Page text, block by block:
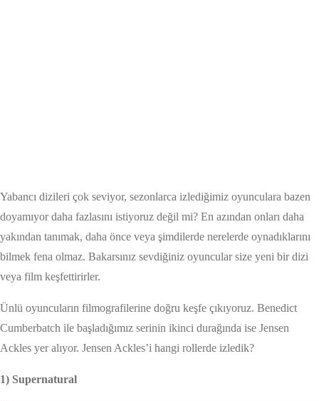
Yabancı dizileri çok seviyor, sezonlarca izlediğimiz oyunculara bazen
doyamıyor daha fazlasını istiyoruz değil mi? En azından onları daha
yakından tanımak, daha önce veya şimdilerde nerelerde oynadıklarını
bilmek fena olmaz. Bakarsınız sevdiğiniz oyuncular size yeni bir dizi
veya film keşfettirirler.
Ünlü oyuncuların filmografilerine doğru keşfe çıkıyoruz. Benedict
Cumberbatch ile başladığımız serinin ikinci durağında ise Jensen
Ackles yer alıyor. Jensen Ackles’i hangi rollerde izledik?
1) Supernatural